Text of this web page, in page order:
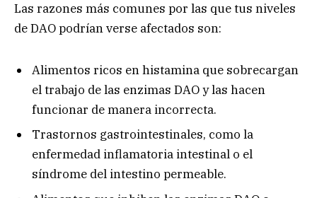
Las razones más comunes por las que tus niveles
de DAO podrían verse afectados son:
Alimentos ricos en histamina que sobrecargan
el trabajo de las enzimas DAO y las hacen
funcionar de manera incorrecta.
Trastornos gastrointestinales, como la
enfermedad inflamatoria intestinal o el
síndrome del intestino permeable.